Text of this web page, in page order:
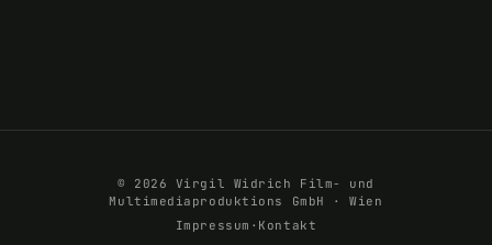
© 2026 Virgil Widrich Film- und
Multimediaproduktions GmbH · Wien
Impressum · Kontakt